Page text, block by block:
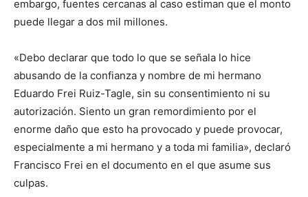
embargo, fuentes cercanas al caso estiman que el monto
puede llegar a dos mil millones.
«Debo declarar que todo lo que se señala lo hice
abusando de la confianza y nombre de mi hermano
Eduardo Frei Ruiz-Tagle, sin su consentimiento ni su
autorización. Siento un gran remordimiento por el
enorme daño que esto ha provocado y puede provocar,
especialmente a mi hermano y a toda mi familia», declaró
Francisco Frei en el documento en el que asume sus
culpas.